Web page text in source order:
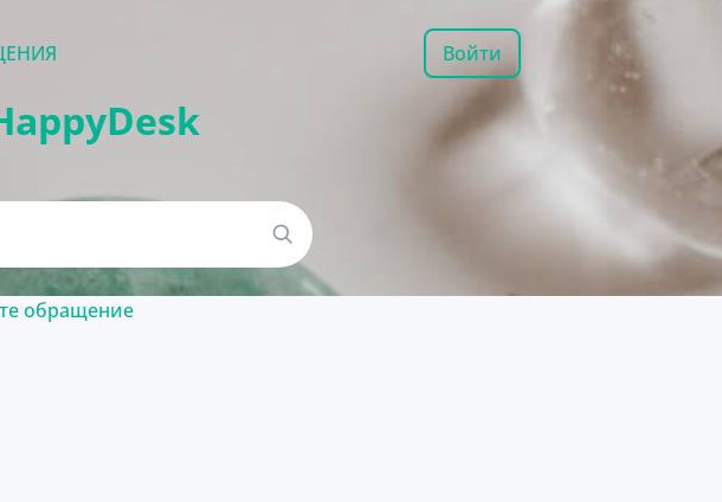
Войти
обращение